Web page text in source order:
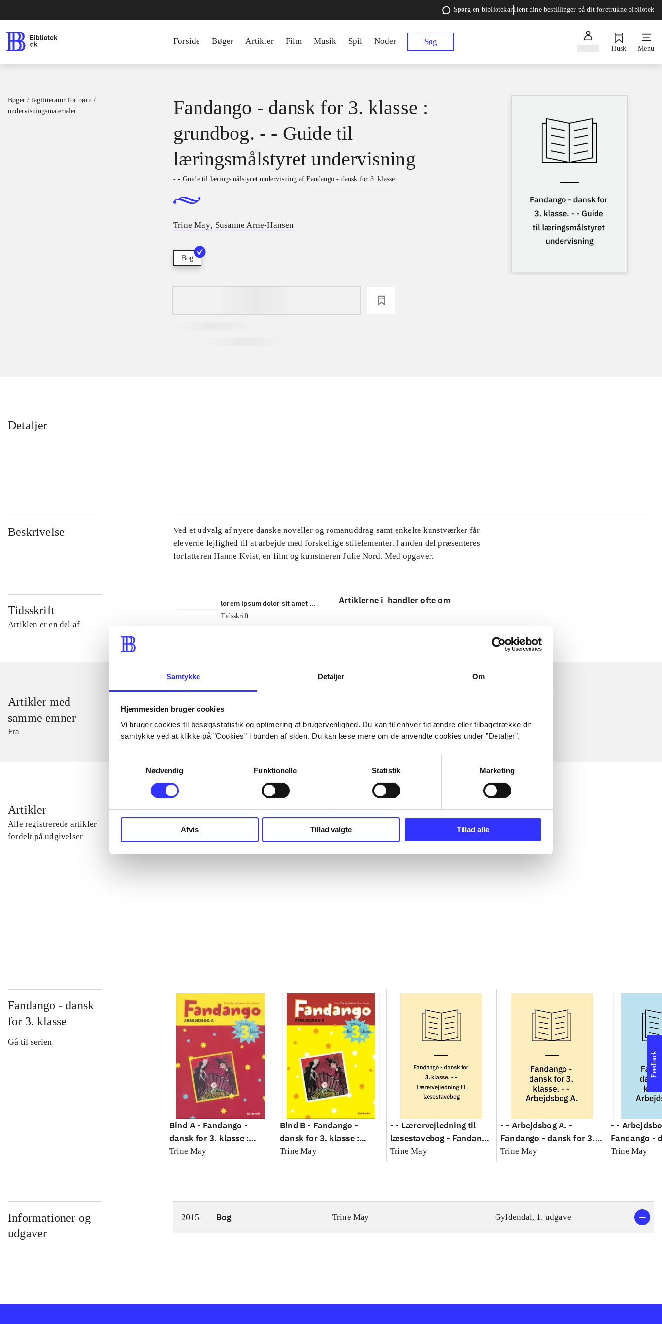
Samtykke Detaljer Om
Hjemmesiden bruger cookies
Vi bruger cookies til besøgsstatistik og optimering af brugervenlighed. Du kan til enhver tid ændre eller tilbagetrække dit
samtykke ved at klikke på ”Cookies” i bunden af siden. Du kan læse mere om de anvendte cookies under ”Detaljer”.
Nødvendig
Funktionelle Statistik Marketing
Afvis Tillad valgte Tillad alle
Spørg en bibliotekarHent dine bestillinger på dit foretrukne bibliotek
Forside Bøger Artikler Film Musik Spil Noder Søg
Husk Menu
Bøger / faglitteratur for børn /
undervisningsmaterialer
Fandango - dansk for 3. klasse :
grundbog. - - Guide til
læringsmålstyret undervisning
- - Guide til læringsmålstyret undervisning afFandango - dansk for 3. klasse
Trine May, Susanne Arne-Hansen
Bog
Detaljer
Beskrivelse
Ved et udvalg af nyere danske noveller og romanuddrag samt enkelte kunstværker får
eleverne lejlighed til at arbejde med forskellige stilelementer. I anden del præsenteres
forfatteren Hanne Kvist, en film og kunstneren Julie Nord. Med opgaver.
Tidsskrift
Artiklen er en del af
lorem ipsum dolor sit amet ...
Tidsskrift
Artiklerne i handler ofte om
Artikler med
samme emner
Fra
Artikler
Alle registrerede artikler
fordelt på udgivelser
Fandango - dansk
for 3. klasse
Gå til serien
Bind A - Fandango -
dansk for 3. klasse :
grundbog -- Arbejdsbog.
Trine May
Bind B - Fandango -
dansk for 3. klasse :
grundbog -- Arbejdsbog.
Trine May
- - Lærervejledning til
læsestavebog - Fandango
- dansk for 3. klasse :
Trine May
- - Arbejdsbog A. -
Fandango - dansk for 3.
klasse : grundbog. - -
Trine May
- -
Fandango -
klasse :
Trine May
Informationer og
udgaver
2015 Bog Trine May Gyldendal, 1. udgave
Feedback